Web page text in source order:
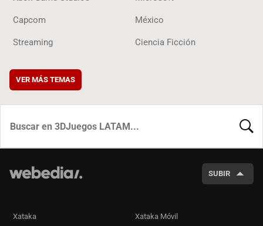
Capcom México
Streaming Ciencia Ficción
VER MÁS TEMAS
SUBIR
Xataka Xataka Móvil